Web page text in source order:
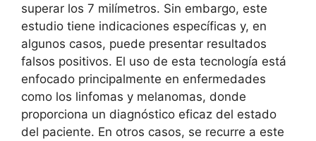
superar los 7 milímetros. Sin embargo, este
estudio tiene indicaciones específicas y, en
algunos casos, puede presentar resultados
falsos positivos. El uso de esta tecnología está
enfocado principalmente en enfermedades
como los linfomas y melanomas, donde
proporciona un diagnóstico eficaz del estado
del paciente. En otros casos, se recurre a este